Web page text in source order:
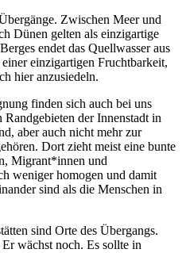
Zwischen Meer und
Dünen gelten als einzigartige
endet das Quellwasser aus
einzigartigen Fruchtbarkeit,
hier anzusiedeln.
finden sich auch bei uns
der Innenstadt in
aber auch nicht mehr zur
Dort zieht meist eine bunte
Migrant*innen und
weniger homogen und damit
sind als die Menschen in
sind Orte des Übergangs.
wächst noch. Es sollte in